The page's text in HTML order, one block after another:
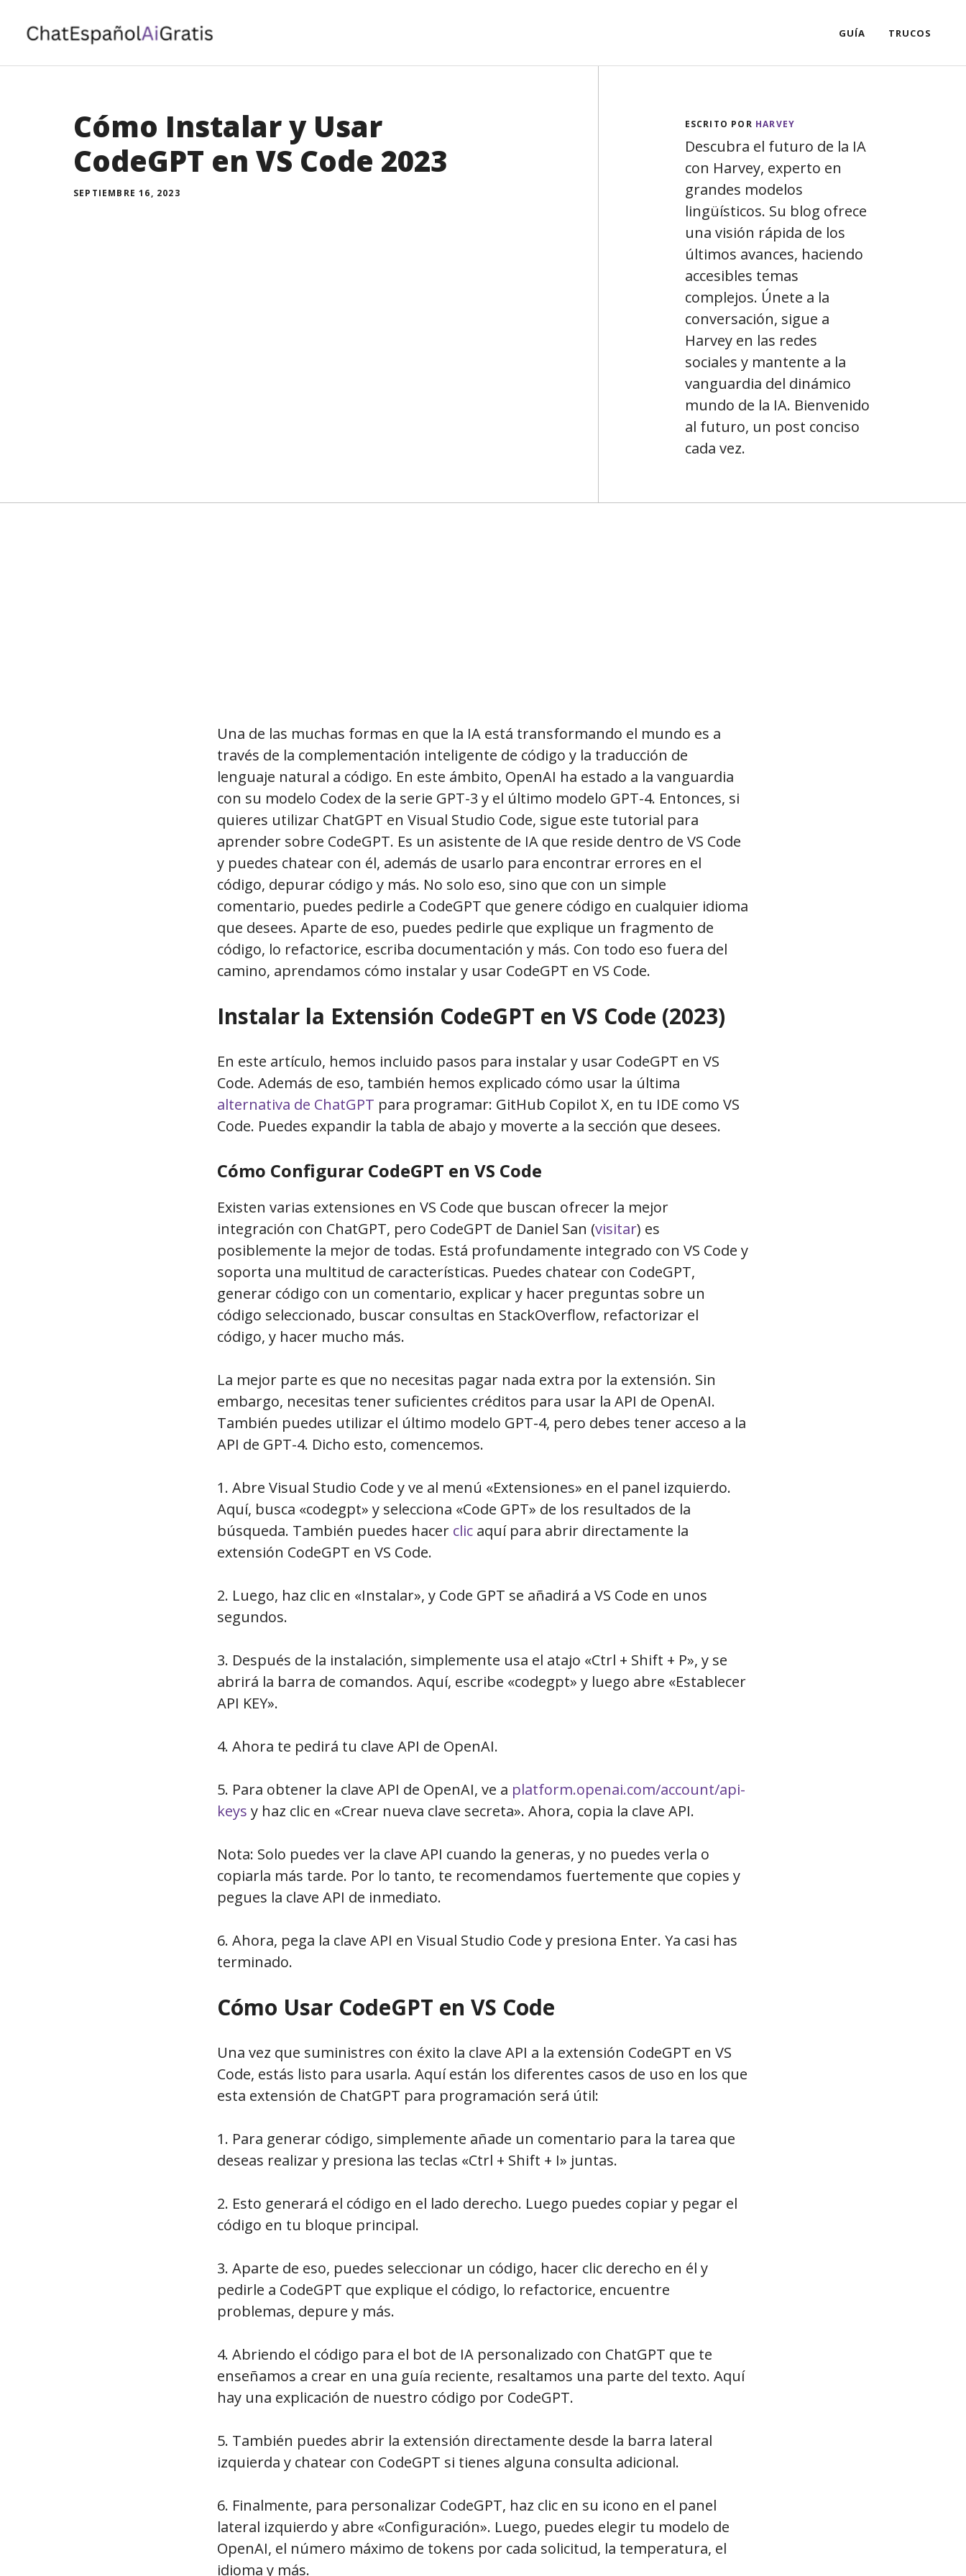
GUÍA TRUCOS
Cómo Instalar y Usar
CodeGPT en VS Code 2023
SEPTIEMBRE 16, 2023
ESCRITO POR HARVEY
Descubra el futuro de la IA
con Harvey, experto en
grandes modelos
lingüísticos. Su blog ofrece
una visión rápida de los
últimos avances, haciendo
accesibles temas
complejos. Únete a la
conversación, sigue a
Harvey en las redes
sociales y mantente a la
vanguardia del dinámico
mundo de la IA. Bienvenido
al futuro, un post conciso
cada vez.
Una de las muchas formas en que la IA está transformando el mundo es a
través de la complementación inteligente de código y la traducción de
lenguaje natural a código. En este ámbito, OpenAI ha estado a la vanguardia
con su modelo Codex de la serie GPT-3 y el último modelo GPT-4. Entonces, si
quieres utilizar ChatGPT en Visual Studio Code, sigue este tutorial para
aprender sobre CodeGPT. Es un asistente de IA que reside dentro de VS Code
y puedes chatear con él, además de usarlo para encontrar errores en el
código, depurar código y más. No solo eso, sino que con un simple
comentario, puedes pedirle a CodeGPT que genere código en cualquier idioma
que desees. Aparte de eso, puedes pedirle que explique un fragmento de
código, lo refactorice, escriba documentación y más. Con todo eso fuera del
camino, aprendamos cómo instalar y usar CodeGPT en VS Code.
Instalar la Extensión CodeGPT en VS Code (2023)
En este artículo, hemos incluido pasos para instalar y usar CodeGPT en VS
Code. Además de eso, también hemos explicado cómo usar la última
alternativa de ChatGPT para programar: GitHub Copilot X, en tu IDE como VS
Code. Puedes expandir la tabla de abajo y moverte a la sección que desees.
Cómo Configurar CodeGPT en VS Code
Existen varias extensiones en VS Code que buscan ofrecer la mejor
integración con ChatGPT, pero CodeGPT de Daniel San (visitar) es
posiblemente la mejor de todas. Está profundamente integrado con VS Code y
soporta una multitud de características. Puedes chatear con CodeGPT,
generar código con un comentario, explicar y hacer preguntas sobre un
código seleccionado, buscar consultas en StackOverflow, refactorizar el
código, y hacer mucho más.
La mejor parte es que no necesitas pagar nada extra por la extensión. Sin
embargo, necesitas tener suficientes créditos para usar la API de OpenAI.
También puedes utilizar el último modelo GPT-4, pero debes tener acceso a la
API de GPT-4. Dicho esto, comencemos.
1. Abre Visual Studio Code y ve al menú «Extensiones» en el panel izquierdo.
Aquí, busca «codegpt» y selecciona «Code GPT» de los resultados de la
búsqueda. También puedes hacer clic aquí para abrir directamente la
extensión CodeGPT en VS Code.
2. Luego, haz clic en «Instalar», y Code GPT se añadirá a VS Code en unos
segundos.
3. Después de la instalación, simplemente usa el atajo «Ctrl + Shift + P», y se
abrirá la barra de comandos. Aquí, escribe «codegpt» y luego abre «Establecer
API KEY».
4. Ahora te pedirá tu clave API de OpenAI.
5. Para obtener la clave API de OpenAI, ve a platform.openai.com/account/api-
keys y haz clic en «Crear nueva clave secreta». Ahora, copia la clave API.
Nota: Solo puedes ver la clave API cuando la generas, y no puedes verla o
copiarla más tarde. Por lo tanto, te recomendamos fuertemente que copies y
pegues la clave API de inmediato.
6. Ahora, pega la clave API en Visual Studio Code y presiona Enter. Ya casi has
terminado.
Cómo Usar CodeGPT en VS Code
Una vez que suministres con éxito la clave API a la extensión CodeGPT en VS
Code, estás listo para usarla. Aquí están los diferentes casos de uso en los que
esta extensión de ChatGPT para programación será útil:
1. Para generar código, simplemente añade un comentario para la tarea que
deseas realizar y presiona las teclas «Ctrl + Shift + I» juntas.
2. Esto generará el código en el lado derecho. Luego puedes copiar y pegar el
código en tu bloque principal.
3. Aparte de eso, puedes seleccionar un código, hacer clic derecho en él y
pedirle a CodeGPT que explique el código, lo refactorice, encuentre
problemas, depure y más.
4. Abriendo el código para el bot de IA personalizado con ChatGPT que te
enseñamos a crear en una guía reciente, resaltamos una parte del texto. Aquí
hay una explicación de nuestro código por CodeGPT.
5. También puedes abrir la extensión directamente desde la barra lateral
izquierda y chatear con CodeGPT si tienes alguna consulta adicional.
6. Finalmente, para personalizar CodeGPT, haz clic en su icono en el panel
lateral izquierdo y abre «Configuración». Luego, puedes elegir tu modelo de
OpenAI, el número máximo de tokens por cada solicitud, la temperatura, el
idioma y más.